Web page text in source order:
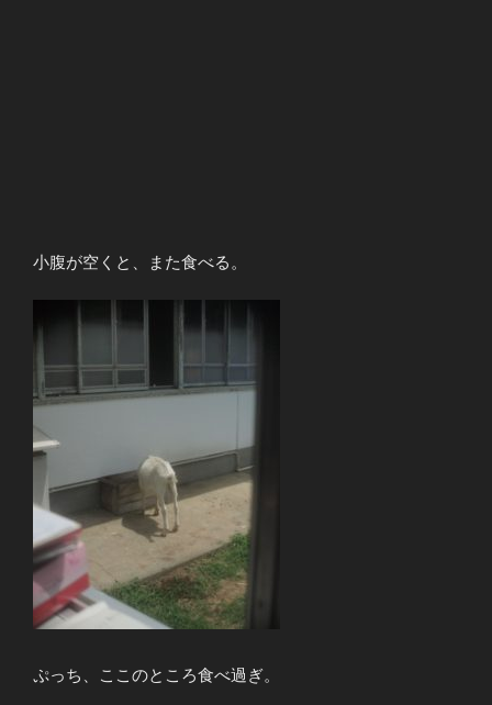
小腹が空くと、また食べる。
ぷっち、ここのところ食べ過ぎ。